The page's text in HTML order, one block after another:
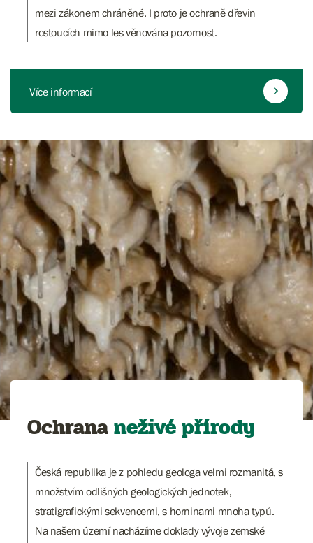
mezi zákonem chráněné. I proto je ochraně dřevin
rostoucích mimo les věnována pozornost.
Více informací
Ochrananeživé přírody
Česká republika je z pohledu geologa velmi rozmanitá, s
množstvím odlišných geologických jednotek,
stratigrafickými sekvencemi, s horninami mnoha typů.
Na našem území nacházíme doklady vývoje zemské